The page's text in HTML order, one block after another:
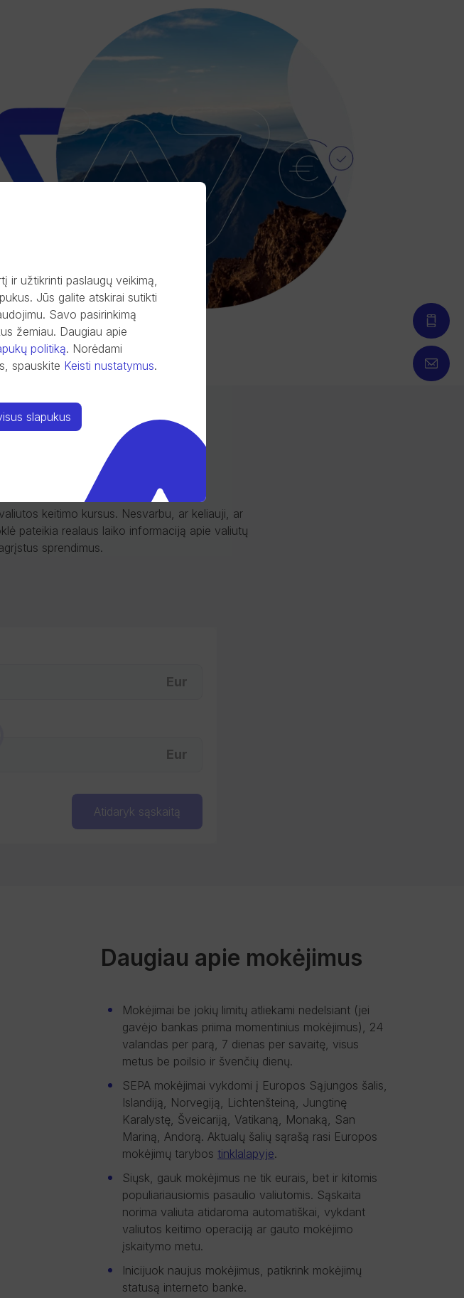
keitimo kursus. Nesvarbu, ar keliauji, ar
pateikia realaus laiko informaciją apie valiutų
sprendimus.
Eur
Eur
Atidaryk sąskaitą
Daugiau apie mokėjimus
Mokėjimai be jokių limitų atliekami nedelsiant (jei
gavėjo bankas priima momentinius mokėjimus), 24
valandas per parą, 7 dienas per savaitę, visus
metus be poilsio ir švenčių dienų.
SEPA mokėjimai vykdomi į Europos Sąjungos šalis,
Islandiją, Norvegiją, Lichtenšteiną, Jungtinę
Karalystę, Šveicariją, Vatikaną, Monaką, San
Mariną, Andorą. Aktualų šalių sąrašą rasi Europos
mokėjimų tarybos tinklalapyje.
Siųsk, gauk mokėjimus ne tik eurais, bet ir kitomis
populiariausiomis pasaulio valiutomis. Sąskaita
norima valiuta atidaroma automatiškai, vykdant
valiutos keitimo operaciją ar gauto mokėjimo
įskaitymo metu.
Inicijuok naujus mokėjimus, patikrink mokėjimų
statusą interneto banke.
ir užtikrinti paslaugų veikimą,
Jūs galite atskirai sutikti
Savo pasirinkimą
žemiau. Daugiau apie
politiką. Norėdami
spauskite Keisti nustatymus.
slapukus